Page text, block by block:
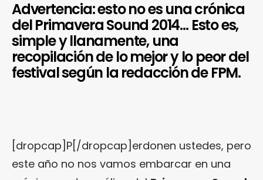
Advertencia: esto no es una crónica
del Primavera Sound 2014… Esto es,
simple y llanamente, una
recopilación de lo mejor y lo peor del
festival según la redacción de FPM.
[dropcap]P[/dropcap]erdonen ustedes, pero
este año no nos vamos embarcar en una